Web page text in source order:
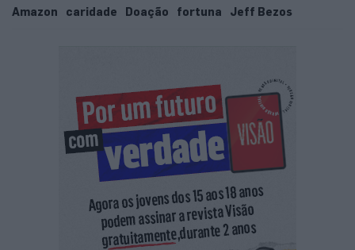
Amazon
caridade Doação fortuna Jeff Bezos